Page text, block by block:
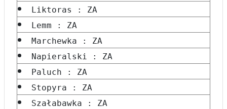
Liktoras : ZA
Lemm : ZA
Marchewka : ZA
Napieralski : ZA
Paluch : ZA
Stopyra : ZA
Szałabawka : ZA